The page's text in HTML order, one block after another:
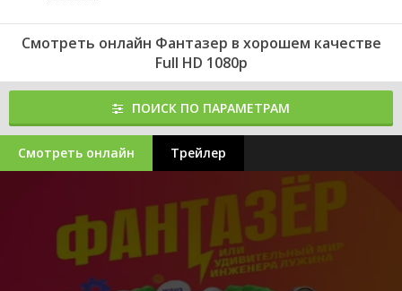
Смотреть онлайн Фантазер в хорошем качестве
Full HD 1080p
ПОИСК ПО ПАРАМЕТРАМ
Смотреть онлайн Трейлер